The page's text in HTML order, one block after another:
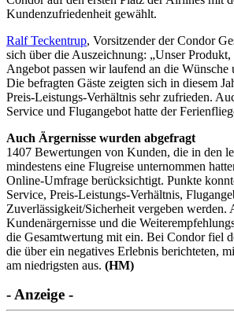
Kundenzufriedenheit gewählt.
Ralf Teckentrup, Vorsitzender der Condor
sich über die Auszeichnung: „Unser Produkt,
Angebot passen wir laufend an die Wünsche
Die befragten Gäste zeigten sich in diesem
Preis-Leistungs-Verhältnis sehr zufrieden.
Service und Flugangebot hatte der
Auch Ärgernisse wurden abgefragt
1407 Bewertungen von Kunden, die in den
mindestens eine Flugreise unternommen
Online-Umfrage berücksichtigt. Punkte
Service, Preis-Leistungs-Verhältnis,
Zuverlässigkeit/Sicherheit vergeben werden.
Kundenärgernisse und die
die Gesamtwertung mit ein. Bei Condor fiel
die über ein negatives Erlebnis berichteten,
am niedrigsten aus. (HM)
- Anzeige -